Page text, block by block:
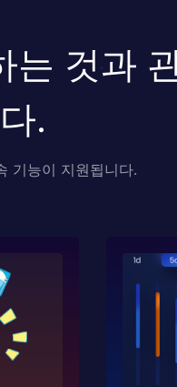
것과
.
기능이 지원됩니다.